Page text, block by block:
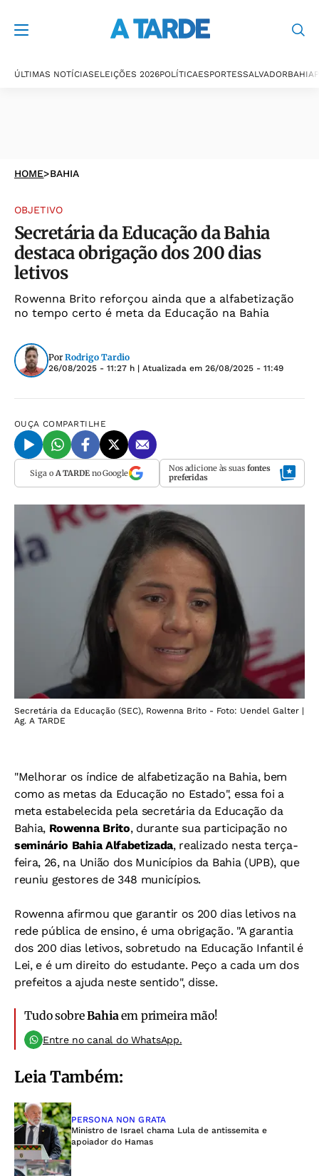
ÚLTIMAS NOTÍCIASELEIÇÕES 2026POLÍTICAESPORTESSALVADORBAHIA
HOME>BAHIA
OBJETIVO
Secretária da Educação da Bahia
destaca obrigação dos 200 dias
letivos
Rowenna Brito reforçou ainda que a alfabetização
no tempo certo é meta da Educação na Bahia
Por Rodrigo Tardio
26/08/2025 - 11:27 h | Atualizada em 26/08/2025 - 11:49
OUÇA COMPARTILHE
Siga o A TARDEno Google Nos adicione às suas fontes
preferidas
Secretária da Educação (SEC), Rowenna Brito - Foto: Uendel Galter |
Ag. A TARDE
"Melhorar os índice de alfabetização na Bahia, bem
como as metas da Educação no Estado", essa foi a
meta estabelecida pela secretária da Educação da
Bahia, Rowenna Brito, durante sua participação no
seminário Bahia Alfabetizada, realizado nesta terça-
feira, 26, na União dos Municípios da Bahia (UPB), que
reuniu gestores de 348 municípios.
Rowenna afirmou que garantir os 200 dias letivos na
rede pública de ensino, é uma obrigação. "A garantia
dos 200 dias letivos, sobretudo na Educação Infantil é
Lei, e é um direito do estudante. Peço a cada um dos
prefeitos a ajuda neste sentido", disse.
Tudo sobreBahiaem primeira mão!
Entre no canal do WhatsApp.
Leia Também:
PERSONA NON GRATA
Ministro de Israel chama Lula de antissemita e
apoiador do Hamas